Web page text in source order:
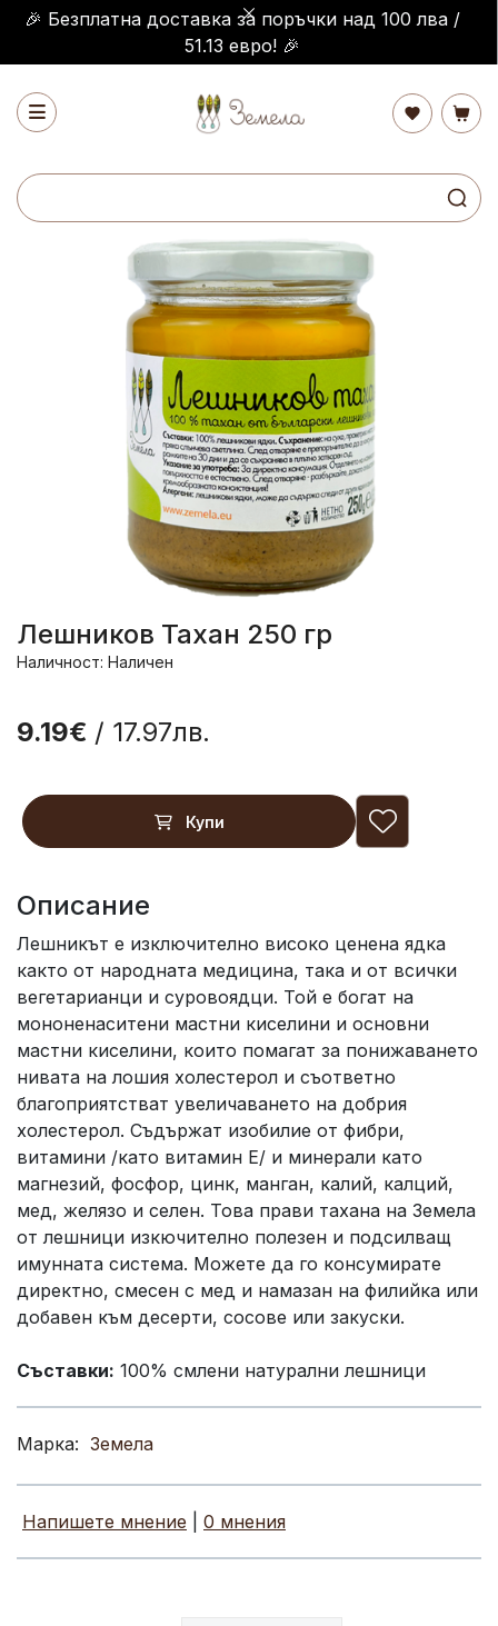
🎉 Безплатна доставка за поръчки над 100 лва /
51.13 евро! 🎉
Лешников Тахан 250 гр
Наличност: Наличен
9.19€ / 17.97лв.
Купи
Описание
Лешникът е изключително високо ценена ядка
както от народната медицина, така и от всички
вегетарианци и суровоядци. Той е богат на
мононенаситени мастни киселини и основни
мастни киселини, които помагат за понижаването
нивата на лошия холестерол и съответно
благоприятстват увеличаването на добрия
холестерол. Съдържат изобилие от фибри,
витамини /като витамин Е/ и минерали като
магнезий, фосфор, цинк, манган, калий, калций,
мед, желязо и селен. Това прави тахана на Земела
от лешници изкючително полезен и подсилващ
имунната система. Можете да го консумирате
директно, смесен с мед и намазан на филийка или
добавен към десерти, сосове или закуски.
Съставки: 100% смлени натурални лешници
Марка: Земела
Напишете мнение 0 мнения